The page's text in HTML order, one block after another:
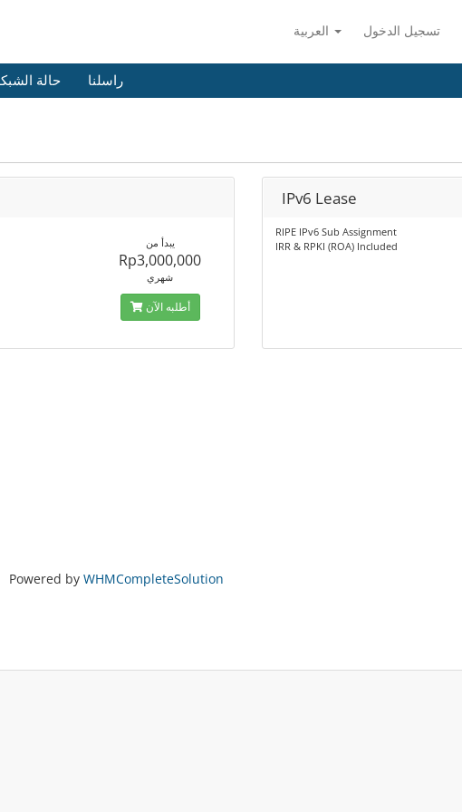
تسجيل الدخول
حالة راسلنا
يبدأ من
Rp3,000,000
شهري
أطلبه الآن
IPv6 Lease
RIPE IPv6 Sub Assignment
IRR & RPKI (ROA) Included
Powered by WHMCompleteSolution